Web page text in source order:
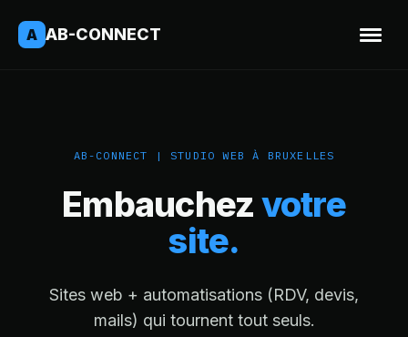
A AB-CONNECT
AB-CONNECT | STUDIO WEB À BRUXELLES
Embauchezvotre
site.
Sites web + automatisations (RDV, devis,
mails) qui tournent tout seuls.